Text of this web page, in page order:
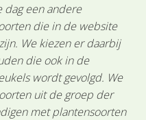
dag een andere
die in de website
We kiezen er daarbij
die ook in de
wordt gevolgd. We
uit de groep der
met plantensoorten